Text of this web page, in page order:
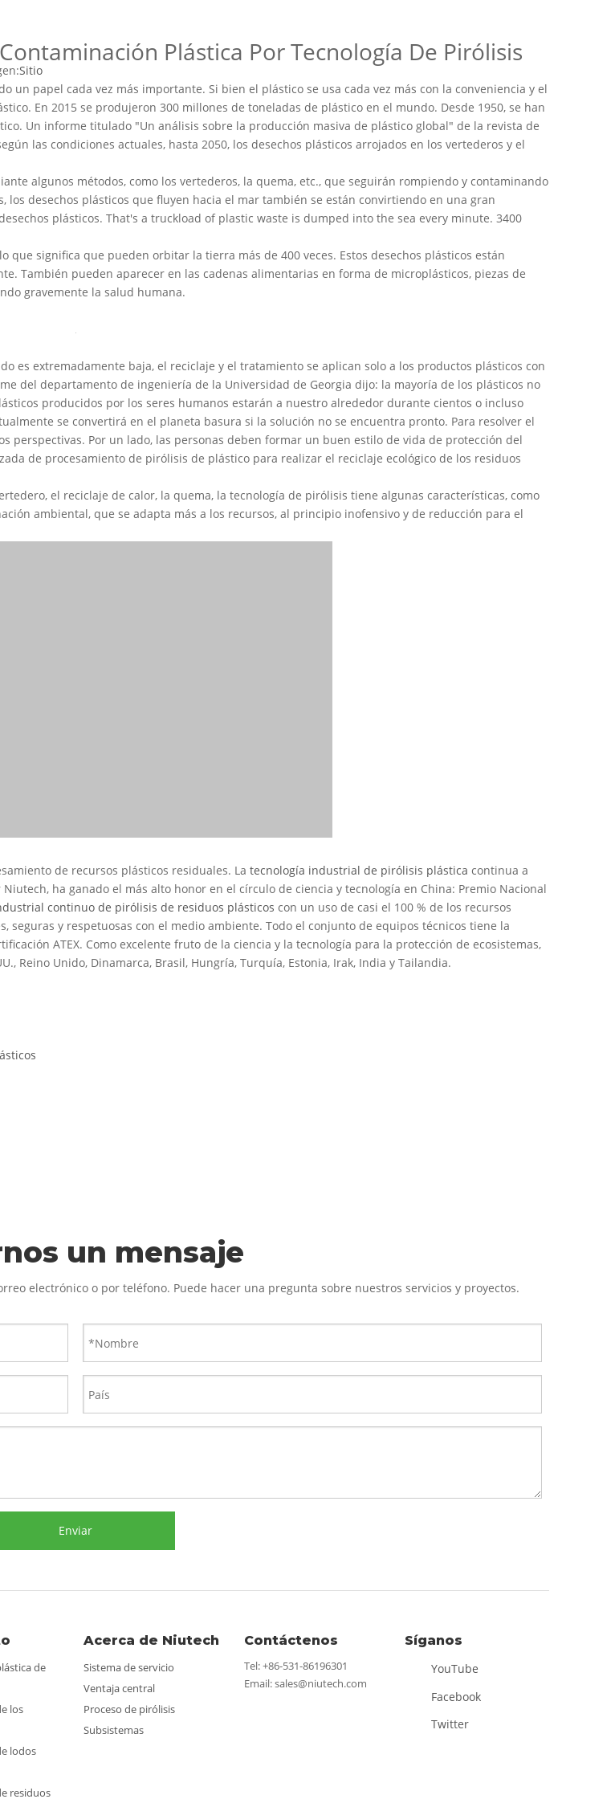
Plástica Por Tecnología De Pirólisis
Sitio
un papel cada vez más importante. Si bien el plástico se usa cada vez más con la conveniencia y el
En 2015 se produjeron 300 millones de toneladas de plástico en el mundo. Desde 1950, se han
Un informe titulado "Un análisis sobre la producción masiva de plástico global" de la revista de
las condiciones actuales, hasta 2050, los desechos plásticos arrojados en los vertederos y el
algunos métodos, como los vertederos, la quema, etc., que seguirán rompiendo y contaminando
desechos plásticos que fluyen hacia el mar también se están convirtiendo en una gran
plásticos. That's a truckload of plastic waste is dumped into the sea every minute. 3400
que significa que pueden orbitar la tierra más de 400 veces. Estos desechos plásticos están
También pueden aparecer en las cadenas alimentarias en forma de microplásticos, piezas de
gravemente la salud humana.
es extremadamente baja, el reciclaje y el tratamiento se aplican solo a los productos plásticos con
del departamento de ingeniería de la Universidad de Georgia dijo: la mayoría de los plásticos no
producidos por los seres humanos estarán a nuestro alrededor durante cientos o incluso
se convertirá en el planeta basura si la solución no se encuentra pronto. Para resolver el
perspectivas. Por un lado, las personas deben formar un buen estilo de vida de protección del
de procesamiento de pirólisis de plástico para realizar el reciclaje ecológico de los residuos
el reciclaje de calor, la quema, la tecnología de pirólisis tiene algunas características, como
ambiental, que se adapta más a los recursos, al principio inofensivo y de reducción para el
de recursos plásticos residuales. La tecnología industrial de pirólisis plástica continua a
ha ganado el más alto honor en el círculo de ciencia y tecnología en China: Premio Nacional
continuo de pirólisis de residuos plásticos con un uso de casi el 100 % de los recursos
y respetuosas con el medio ambiente. Todo el conjunto de equipos técnicos tiene la
ATEX. Como excelente fruto de la ciencia y la tecnología para la protección de ecosistemas,
Reino Unido, Dinamarca, Brasil, Hungría, Turquía, Estonia, Irak, India y Tailandia.
un mensaje
electrónico o por teléfono. Puede hacer una pregunta sobre nuestros servicios y proyectos.
Enviar
de
los
lodos
residuos
Acerca de Niutech
Sistema de servicio
Ventaja central
Proceso de pirólisis
Subsistemas
Contáctenos
Tel: +86-531-86196301
Email:sales@niutech.com
Síganos
YouTube
Facebook
Twitter